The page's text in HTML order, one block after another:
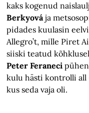
kaks kogenud
Berkyovája
pidades kuulasin
Allegro’t, mille Piret
siiski teatud
Peter Feraneci
kulu hästi kontrolli all
kus seda vaja oli.